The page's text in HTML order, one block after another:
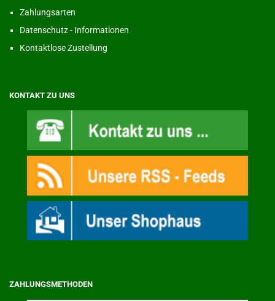
Zahlungsarten
Datenschutz - Informationen
Kontaktlose Zustellung
KONTAKT ZU UNS
ZAHLUNGSMETHODEN